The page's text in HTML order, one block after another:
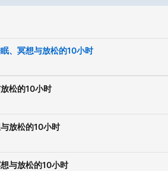
、冥想与放松的10小时
松的10小时
放松的10小时
与放松的10小时